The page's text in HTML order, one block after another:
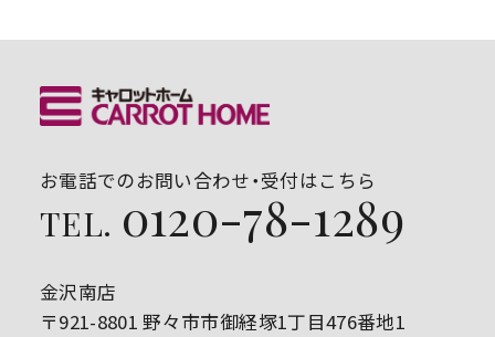
お電話でのお問い合わせ・受付はこちら
TEL. 0120-78-1289
金沢南店
〒921-8801 野々市市御経塚1丁目476番地1